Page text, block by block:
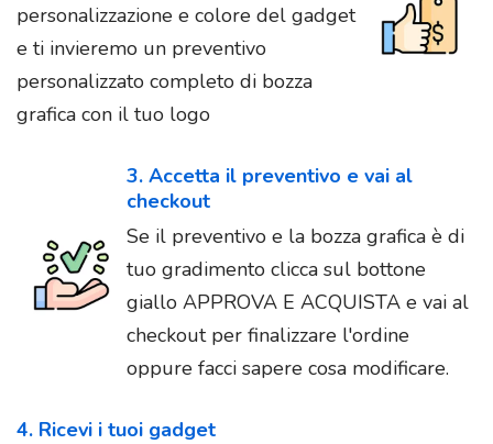
personalizzazione e colore del gadget
e ti invieremo un preventivo
personalizzato completo di bozza
grafica con il tuo logo
3. Accetta il preventivo e vai al
checkout
Se il preventivo e la bozza grafica è di
tuo gradimento clicca sul bottone
giallo APPROVA E ACQUISTA e vai al
checkout per finalizzare l'ordine
oppure facci sapere cosa modificare.
4. Ricevi i tuoi gadget